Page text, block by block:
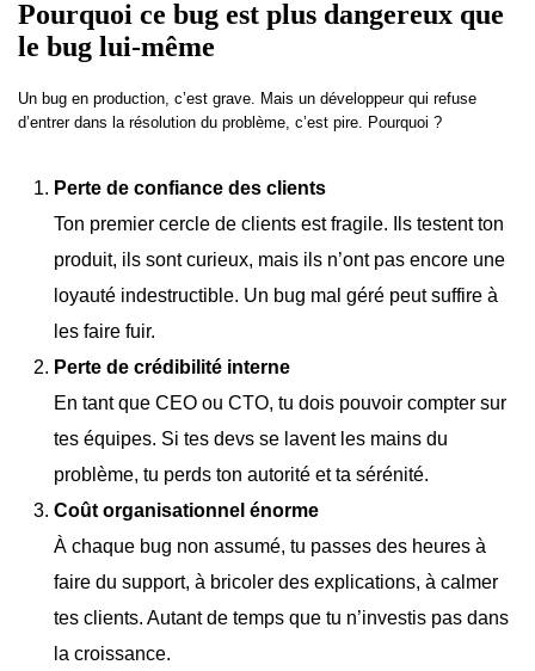
Pourquoi ce bug est plus dangereux que
le bug lui-même
Un bug en production, c’est grave. Mais un développeur qui refuse
d’entrer dans la résolution du problème, c’est pire. Pourquoi ?
Perte de confiance des clients
Ton premier cercle de clients est fragile. Ils testent ton
produit, ils sont curieux, mais ils n’ont pas encore une
loyauté indestructible. Un bug mal géré peut suffire à
les faire fuir.
Perte de crédibilité interne
En tant que CEO ou CTO, tu dois pouvoir compter sur
tes équipes. Si tes devs se lavent les mains du
problème, tu perds ton autorité et ta sérénité.
Coût organisationnel énorme
À chaque bug non assumé, tu passes des heures à
faire du support, à bricoler des explications, à calmer
tes clients. Autant de temps que tu n’investis pas dans
la croissance.